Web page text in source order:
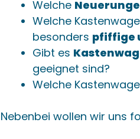
Welche
Welche
besonders pfiffige
Gibt es
geeignet sind?
Welche
Nebenbei wollen wir uns